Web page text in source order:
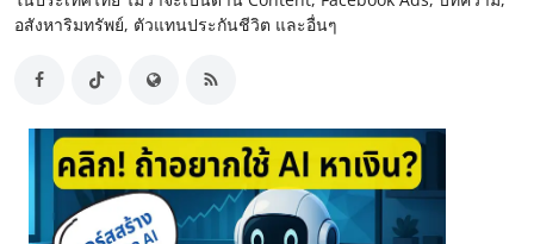
อสังหาริมทรัพย์, ตัวแทนประกันชีวิต และอื่นๆ